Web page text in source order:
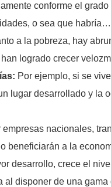
conforme el
o sea que habría…
a la pobreza, hay
logrado crecer
Por ejemplo, si se
lugar desarrollado y la
empresas nacionales,
beneficiarán a la
desarrollo, crece el
disponer de una